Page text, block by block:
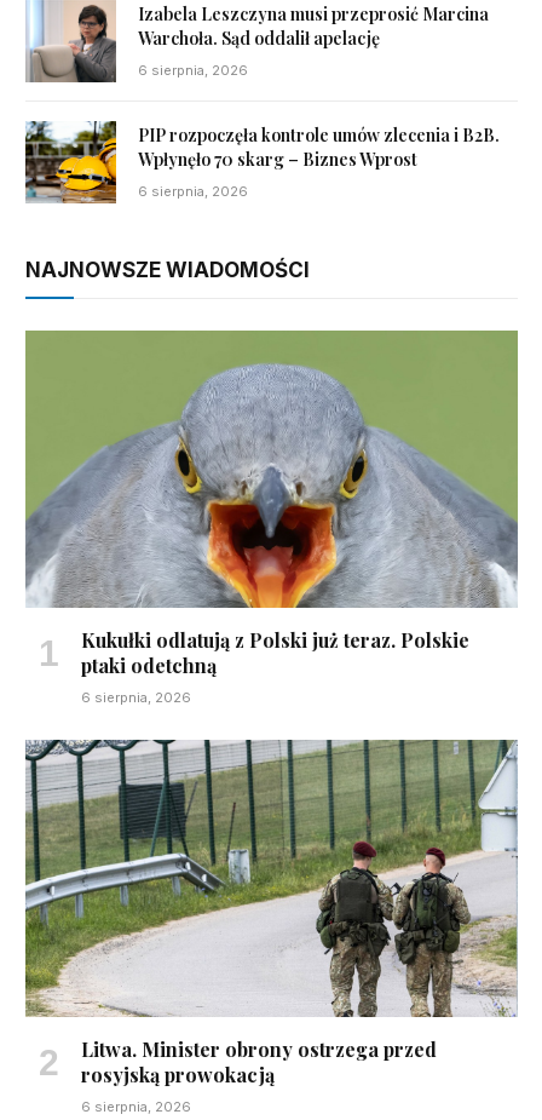
Izabela Leszczyna musi przeprosić Marcina
Warchoła. Sąd oddalił apelację
6 sierpnia, 2026
PIP rozpoczęła kontrole umów zlecenia i B2B.
Wpłynęło 70 skarg – Biznes Wprost
6 sierpnia, 2026
NAJNOWSZE WIADOMOŚCI
Kukułki odlatują z Polski już teraz. Polskie
ptaki odetchną
6 sierpnia, 2026
Litwa. Minister obrony ostrzega przed
rosyjską prowokacją
6 sierpnia, 2026